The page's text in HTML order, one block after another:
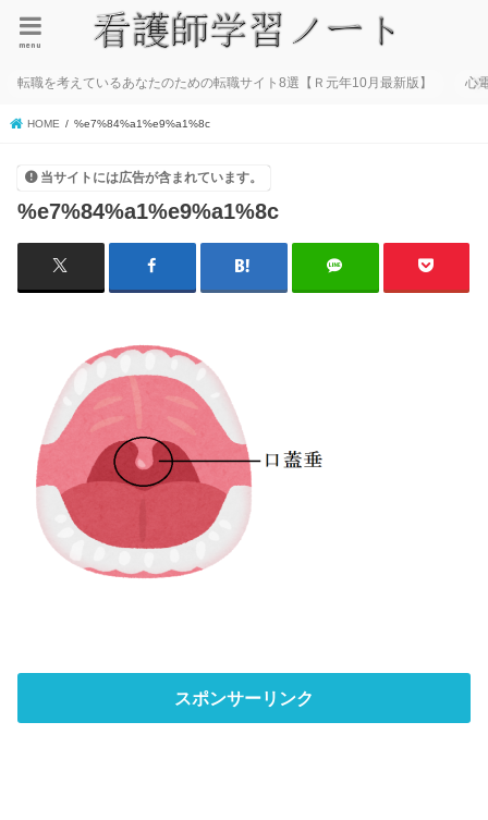
menu
転職を考えているあなたのための転職サイト8選【Ｒ元年10月最新版】 心
HOME %e7%84%a1%e9%a1%8c
当サイトには広告が含まれています。
%e7%84%a1%e9%a1%8c
スポンサーリンク